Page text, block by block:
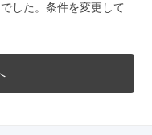
した。条件を変更して